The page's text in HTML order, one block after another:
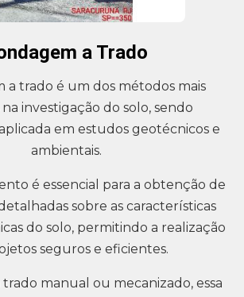
a Trado
a trado é um dos métodos mais
investigação do solo, sendo
em estudos geotécnicos e
ambientais.
é essencial para a obtenção de
sobre as características
do solo, permitindo a realização
seguros e eficientes.
manual ou mecanizado, essa